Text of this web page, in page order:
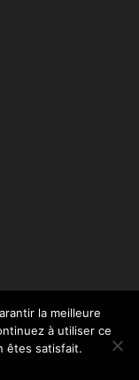
par
la meilleure
à utiliser ce
êtes satisfait.